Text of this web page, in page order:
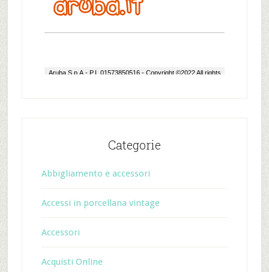
Categorie
Abbigliamento e accessori
Accessi in porcellana vintage
Accessori
Acquisti Online